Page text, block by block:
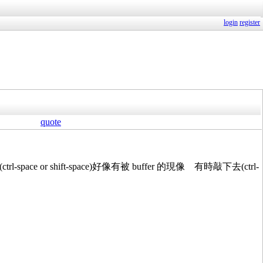
login register
quote
space or shift-space)好像有被 buffer 的現像 有時敲下去(ctrl-